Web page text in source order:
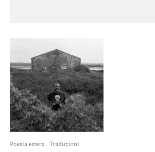
Poesia estera Traduzioni